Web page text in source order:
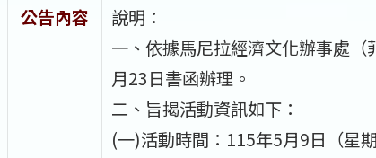
公告內容
說明：
一、依據馬尼拉經濟文化辦事處
月23日書函辦理。
二、旨揭活動資訊如下：
(一)活動時間：115年5月9日（星